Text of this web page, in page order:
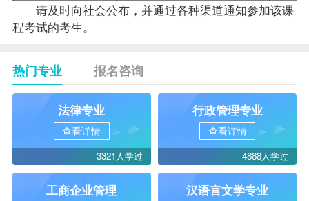
请及时向社会公布，并通过各种渠道通知参加该课
程考试的考生。
热门专业 报名咨询
法律专业
查看详情
3321人学过
行政管理专业
查看详情
4888人学过
工商企业管理 汉语言文学专业